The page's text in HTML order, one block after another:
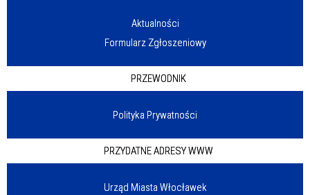
Aktualności
Formularz Zgłoszeniowy
PRZEWODNIK
Polityka Prywatności
PRZYDATNE ADRESY WWW
Urząd Miasta Włocławek